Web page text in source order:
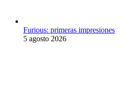
Furious: primeras impresiones
5 agosto 2026